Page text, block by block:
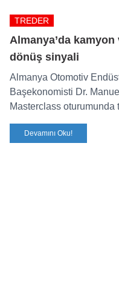
TREDER
Almanya’da
dönüş sinyali
Almanya Otomotiv
Başekonomisti Dr.
Masterclass oturumunda
Devamını Oku!